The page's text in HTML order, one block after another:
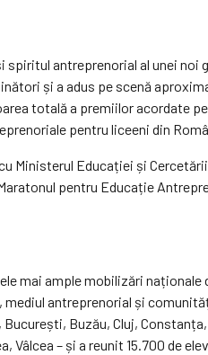
antreprenorial al unei noi
și a adus pe scenă
totală a premiilor acordate
pentru liceeni din
Ministerul Educației și
pentru Educație
mai ample mobilizări
antreprenorial și
Buzău, Cluj,
Vâlcea – și a reunit 15.700 de